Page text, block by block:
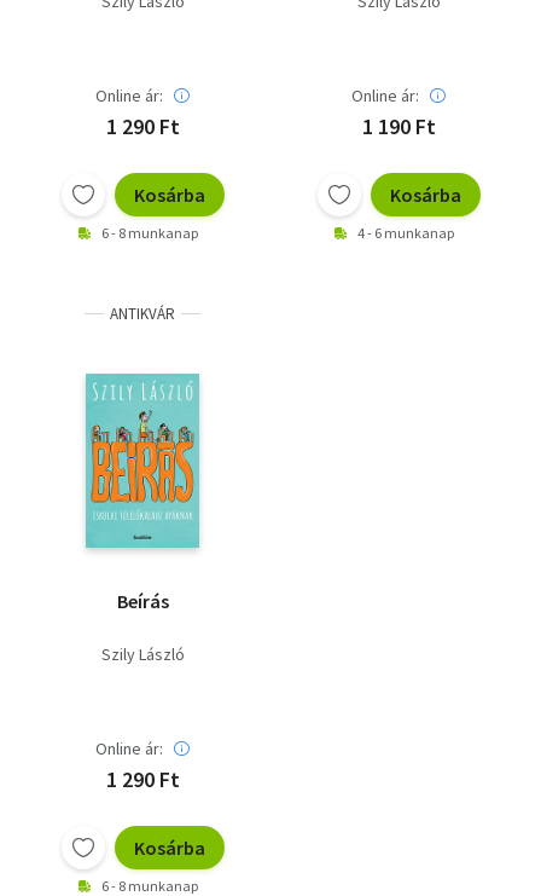
Online ár:
1 290 Ft
Kosárba
6 - 8 munkanap
Online ár:
1 190 Ft
Kosárba
4 - 6 munkanap
ANTIKVÁR
Beírás
Szily László
Online ár:
1 290 Ft
Kosárba
6 - 8 munkanap